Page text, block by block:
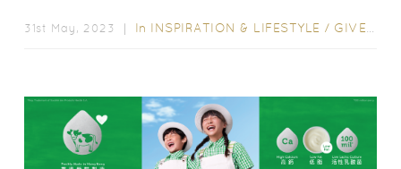
31st May, 2023 ｜ In INSPIRATION & LIFESTYLE / GIVEAWAY